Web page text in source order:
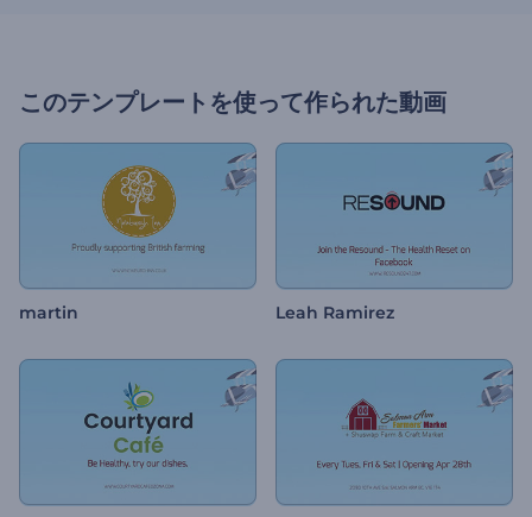
このテンプレートを使って作られた動画
martin Leah Ramirez